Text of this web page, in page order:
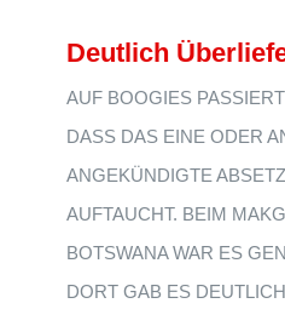
Deutlich
AUF BOOGIES
DASS DAS EINE ODER
ANGEKÜNDIGTE
AUFTAUCHT. BEIM
BOTSWANA WAR ES
DORT GAB ES